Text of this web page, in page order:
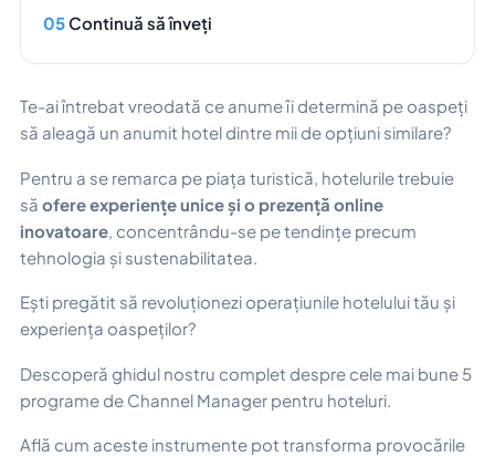
Continuă să înveți
Te-ai întrebat vreodată ce anume îi determină pe oaspeți
să aleagă un anumit hotel dintre mii de opțiuni similare?
Pentru a se remarca pe piața turistică, hotelurile trebuie
să ofere experiențe unice și o prezență online
inovatoare, concentrându-se pe tendințe precum
tehnologia și sustenabilitatea.
Ești pregătit să revoluționezi operațiunile hotelului tău și
experiența oaspeților?
Descoperă ghidul nostru complet despre cele mai bune 5
programe de Channel Manager pentru hoteluri.
Află cum aceste instrumente pot transforma provocările